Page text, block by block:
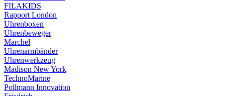
FILAKIDS
Rapport London
Uhrenboxen
Uhrenbeweger
Marchel
Uhrenarmbänder
Uhrenwerkzeug
Madison New York
TechnoMarine
Pollmann Innovation